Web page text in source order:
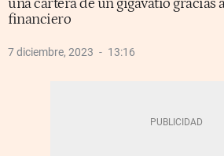
una cartera de un gigavatio gracias
financiero
7 diciembre, 2023 13:16